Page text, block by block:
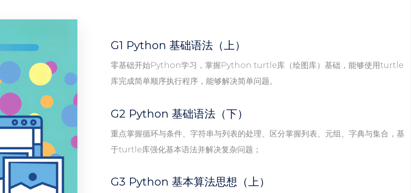
G1 Python 基础语法（上）
零基础开始Python学习，掌握Python turtle库（绘图库）基础，能够使用turtle
库完成简单顺序执行程序，能够解决简单问题。
G2 Python 基础语法（下）
重点掌握循环与条件、字符串与列表的处理、区分掌握列表、元组、字典与集合，基
于turtle库强化基本语法并解决复杂问题；
G3 Python 基本算法思想（上）